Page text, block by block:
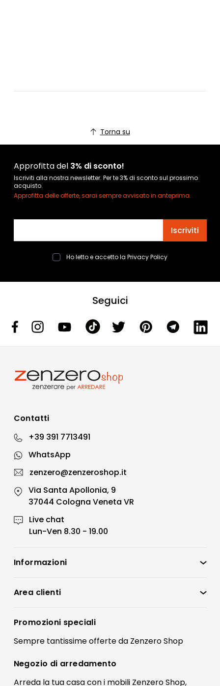
Torna su
Approfitta del 3% di sconto!
Iscriviti alla nostra newsletter. Per te 3% di sconto sul prossimo
acquisto.
Approfitta delle offerte, sarai sempre avvisato in anteprima.
Iscriviti
Ho letto e accetto la Privacy Policy
Seguici
Contatti
+39 391 7713491
WhatsApp
zenzero@zenzeroshop.it
Via Santa Apollonia, 9
37044 Cologna Veneta VR
Live chat
Lun-Ven 8.30 - 19.00
Informazioni
Condizioni di vendita
Preferenze Cookies
Termini e condizioni
Contatti
FAQ
Area clienti
Registrati
Il mio account
Promozioni speciali
Sempre tantissimeofferteda Zenzero Shop
Negozio di arredamento
Arreda la tua casa con i mobili Zenzero Shop,